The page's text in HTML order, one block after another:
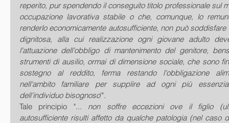
reperito, pur spendendo il conseguito titolo professionale sul
occupazione lavorativa stabile o che, comunque, lo
renderlo economicamente autosufficiente, non può
dignitosa, alla cui realizzazione ogni giovane adulto
l'attuazione dell'obbligo di mantenimento del genitore,
strumenti di ausilio, ormai di dimensione sociale, che sono
sostegno al reddito, ferma restando l'obbligazione
nell'ambito familiare per supplire ad ogni più
dell'individuo bisognoso'".
Tale principio "... non soffre eccezioni ove il figlio
autosufficiente risulti affetto da qualche patologia (nel caso